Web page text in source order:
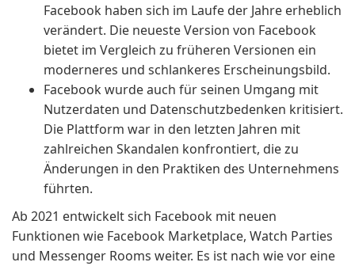
Facebook haben sich im Laufe der Jahre erheblich
verändert. Die neueste Version von Facebook
bietet im Vergleich zu früheren Versionen ein
moderneres und schlankeres Erscheinungsbild.
Facebook wurde auch für seinen Umgang mit
Nutzerdaten und Datenschutzbedenken kritisiert.
Die Plattform war in den letzten Jahren mit
zahlreichen Skandalen konfrontiert, die zu
Änderungen in den Praktiken des Unternehmens
führten.
Ab 2021 entwickelt sich Facebook mit neuen
Funktionen wie Facebook Marketplace, Watch Parties
und Messenger Rooms weiter. Es ist nach wie vor eine